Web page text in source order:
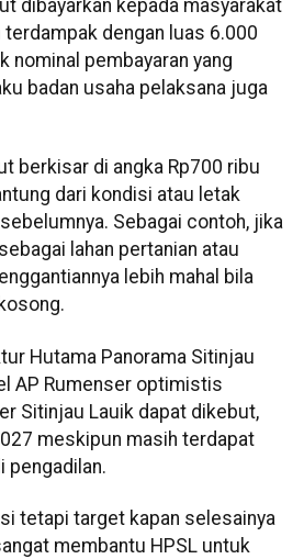
dibayarkan kepada masyarakat
dengan luas 6.000
nominal pembayaran yang
badan usaha pelaksana juga
berkisar di angka Rp700 ribu
dari kondisi atau letak
Sebagai contoh, jika
lahan pertanian atau
lebih mahal bila
Hutama Panorama Sitinjau
AP Rumenser optimistis
Sitinjau Lauik dapat dikebut,
meskipun masih terdapat
pengadilan.
tetapi target kapan selesainya
membantu HPSL untuk